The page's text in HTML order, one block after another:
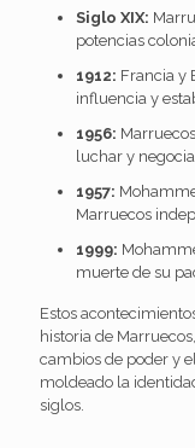
Siglo XIX:
potencias
1912: Francia y
influencia y
1956:
luchar y
1957:
Marruecos
1999:
muerte de su
Estos
historia de
cambios de poder y
moldeado la
siglos.